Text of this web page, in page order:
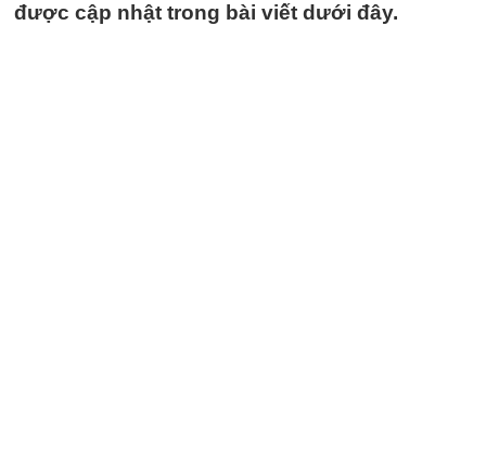
được cập nhật trong bài viết dưới đây.